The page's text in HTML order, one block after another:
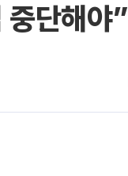
중단해야”